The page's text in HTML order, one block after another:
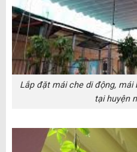
Lắp đặt mái che di động, mái
tại huyện